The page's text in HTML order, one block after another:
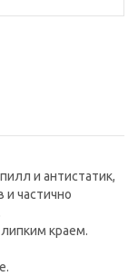
и антистатик,
частично
краем.